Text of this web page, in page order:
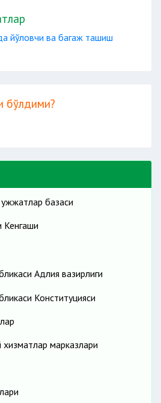
йўловчи ва багаж ташиш
бўлдими?
базаси
Кенгаши
Адлия вазирлиги
Конституцияси
марказлари